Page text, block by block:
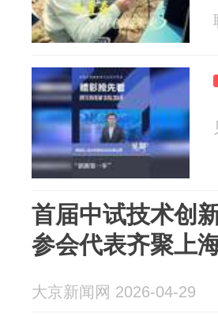
首届中试技术创
参会代表齐聚上
大京新闻网 2026-04-29